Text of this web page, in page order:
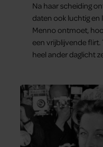
Na haar scheiding
daten ook luchtig en
Menno ontmoet,
een vrijblijvende flirt.
heel ander daglicht